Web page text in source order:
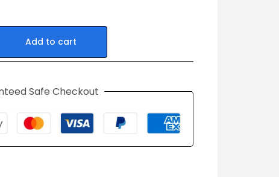
Add to cart
Safe Checkout